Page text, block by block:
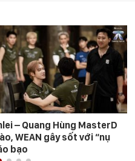
– Quang Hùng MasterD
WEAN gây sốt với “nụ
bạo